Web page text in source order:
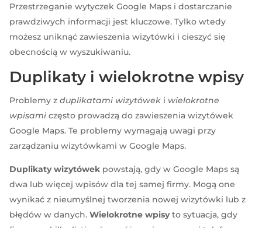
Przestrzeganie wytyczek Google Maps i dostarczanie
prawdziwych informacji jest kluczowe. Tylko wtedy
możesz uniknąć zawieszenia wizytówki i cieszyć się
obecnością w wyszukiwaniu.
Duplikaty i wielokrotne wpisy
Problemy zduplikatami wizytówek i wielokrotne
wpisami często prowadzą do zawieszenia wizytówek
Google Maps. Te problemy wymagają uwagi przy
zarządzaniu wizytówkami w Google Maps.
Duplikaty wizytówek powstają, gdy w Google Maps są
dwa lub więcej wpisów dla tej samej firmy. Mogą one
wynikać z nieumyślnej tworzenia nowej wizytówki lub z
błędów w danych.Wielokrotne wpisyto sytuacja, gdy